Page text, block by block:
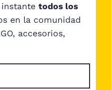
todos los
en la comunidad
accesorios,